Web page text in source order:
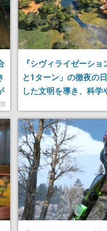
『シヴィライゼーシ
と1ターン」の徹夜の
した文明を導き、科
がら古代から近代ま
ストラテジーゲームシ